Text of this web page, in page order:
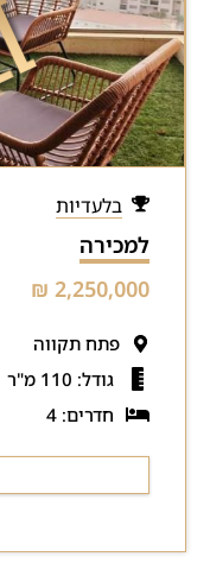
בלעדיות
למכירה
2,250,000 ₪
פתח תקווה
גודל: 110 מ"ר
חדרים: 4